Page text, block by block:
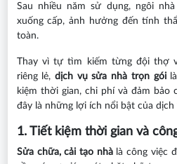
Sau nhiều năm sử dụng, ngôi
xuống cấp, ảnh hưởng đến tính
toàn.
Thay vì tự tìm kiếm từng đội thợ
riêng lẻ, dịch vụ sửa nhà trọn gói
kiệm thời gian, chi phí và đảm
đây là những lợi ích nổi bật của dịch
1. Tiết kiệm thời gian và
Sửa chữa, cải tạo nhàlà công việc